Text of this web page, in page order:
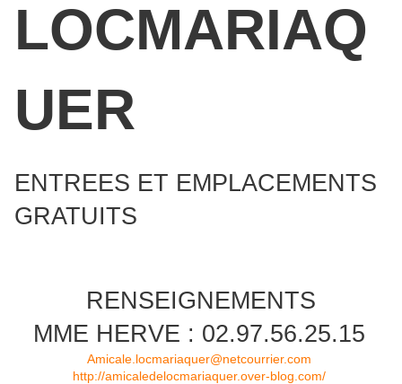
LOCMARIAQ
UER
ENTREES ET EMPLACEMENTS
GRATUITS
RENSEIGNEMENTS
MME HERVE : 02.97.56.25.15
Amicale.locmariaquer@netcourrier.com
http://amicaledelocmariaquer.over-blog.com/